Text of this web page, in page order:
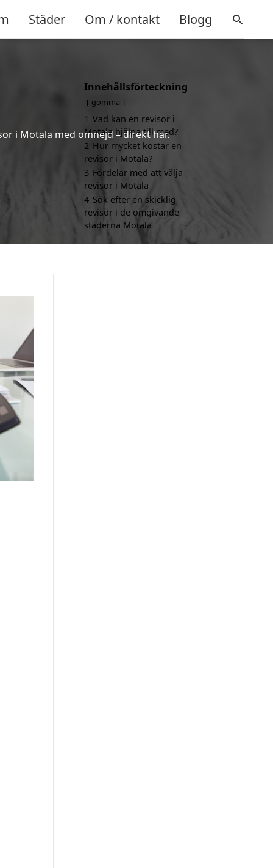
Städer Om / kontakt Blogg
i Motala med omnejd – direkt här.
Innehållsförteckning
gömma
1 Vad kan en revisor i
Motala hjälpa till med?
2 Hur mycket kostar en
revisor i Motala?
3 Fördelar med att välja
revisor i Motala
4 Sök efter en skicklig
revisor i de omgivande
städerna Motala